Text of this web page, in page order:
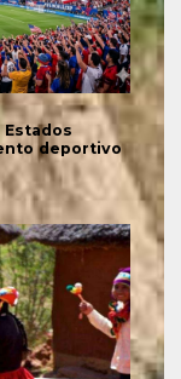
deportivo